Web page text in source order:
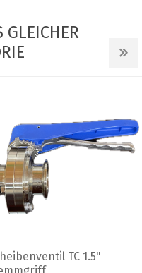
GLEICHER
Clamp 1.5"
Blinddeckel